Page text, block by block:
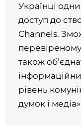
Українці
доступ до
Channels.
також
рівень
думок і